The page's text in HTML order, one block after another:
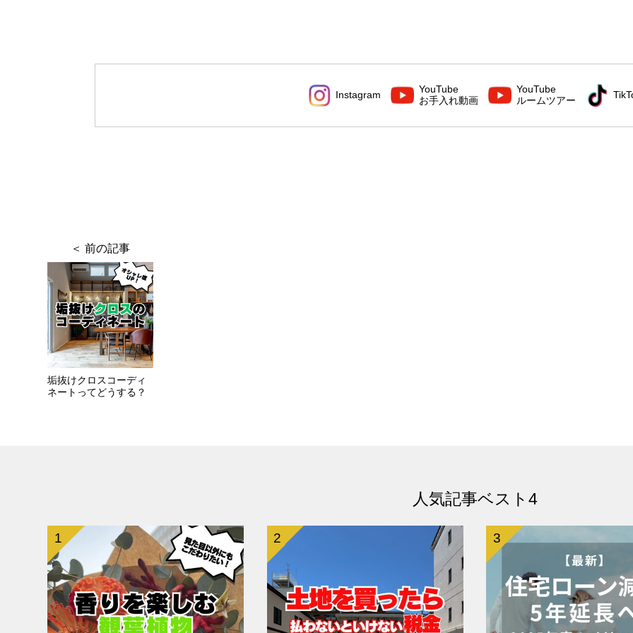
Instagram
YouTube
お手入れ動画
YouTube
ルームツアー
垢抜けクロスコーディ
ネートってどうする？
人気記事ベスト4